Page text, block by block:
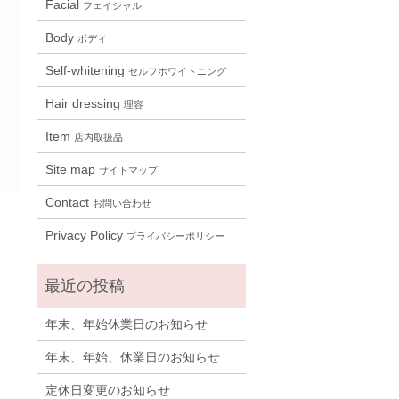
Facial フェイシャル
Body ボディ
Self-whitening セルフホワイトニング
Hair dressing 理容
Item 店内取扱品
Site map サイトマップ
Contact お問い合わせ
Privacy Policy プライバシーポリシー
年末、年始休業日のお知らせ
年末、年始、休業日のお知らせ
定休日変更のお知らせ